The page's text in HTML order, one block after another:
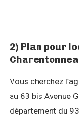
2) Plan pour
Vous cherchez
au 63 bis Avenue
département du